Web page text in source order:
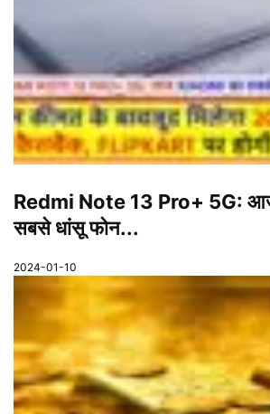
Redmi Note 13 Pro+ 5G:
सबसे धांसू फोन...
2024-01-10